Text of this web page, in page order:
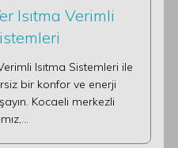
Isıtma Verimli
Isıtma Sistemleri ile
bir konfor ve enerji
Kocaeli merkezli